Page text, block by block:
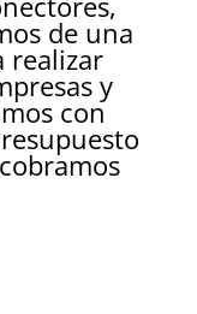
de una
realizar
y
con